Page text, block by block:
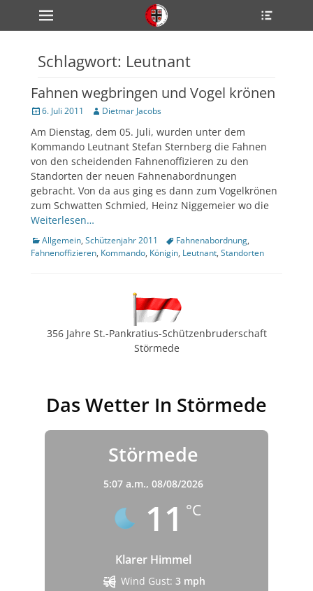
zum
Inhalt
Primärmenü
Schlagwort: Leutnant
Fahnen wegbringen und Vogel krönen
Veröffentlicht
6. Juli 2011 Author
Dietmar Jacobs
Am Dienstag, dem 05. Juli, wurden unter dem
Kommando Leutnant Stefan Sternberg die Fahnen
von den scheidenden Fahnenoffizieren zu den
Standorten der neuen Fahnenabordnungen
gebracht. Von da aus ging es dann zum Vogelkrönen
zum Schwatten Schmied, Heinz Niggemeier wo die
Weiterlesen…
Kategorien
Allgemein, Schützenjahr 2011 TagsFahnenabordnung,
Fahnenoffizieren, Kommando, Königin, Leutnant, Standorten
356 Jahre St.-Pankratius-Schützenbruderschaft
Störmede
Das Wetter In Störmede
Störmede
5:07 a.m., 08/08/2026
11 °C
Klarer Himmel
Wind Gust: 3 mph